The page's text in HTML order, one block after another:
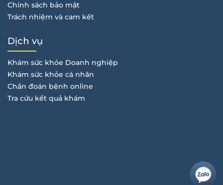
Chính sách bảo mật
Trách nhiệm và cam kết
Dịch vụ
Khám sức khỏe Doanh nghiệp
Khám sức khỏe cá nhân
Chẩn đoán bệnh online
Tra cứu kết quả khám